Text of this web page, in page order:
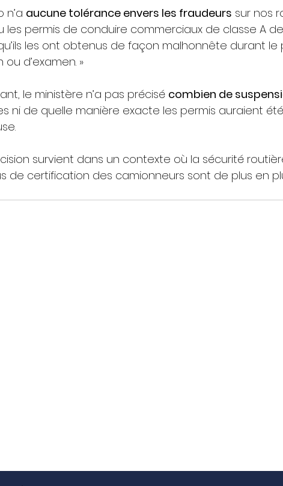
n’a aucune tolérance envers les fraudeurs sur nos
les permis de conduire commerciaux de classe A
les ont obtenus de façon malhonnête durant le
d’examen. »
le ministère n’a pas précisé combien de
ni de quelle manière exacte les permis auraient
survient dans un contexte où la sécurité
de certification des camionneurs sont de plus en